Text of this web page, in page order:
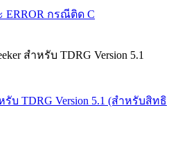
กรณีติด C
รับ TDRG Version 5.1 (สำหรับสิทธิ